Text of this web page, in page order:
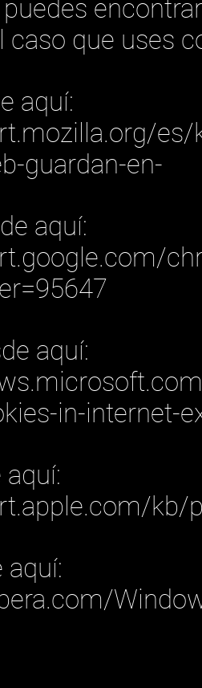
caso que uses
aquí:
guardan-en-
aquí:
aquí:
in-internet-
kb/
aquí: